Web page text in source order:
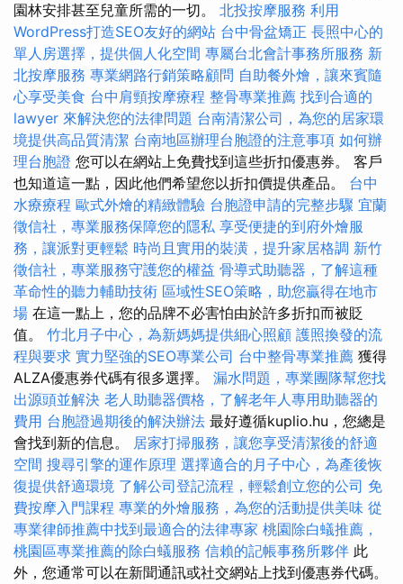
園林安排甚至兒童所需的一切。 北投按摩服務 利用
WordPress打造SEO友好的網站 台中骨盆矯正 長照中心的
單人房選擇，提供個人化空間 專屬台北會計事務所服務 新
北按摩服務 專業網路行銷策略顧問 自助餐外燴，讓來賓隨
心享受美食 台中肩頸按摩療程 整骨專業推薦 找到合適的
lawyer 來解決您的法律問題 台南清潔公司，為您的居家環
境提供高品質清潔 台南地區辦理台胞證的注意事項 如何辦
理台胞證 您可以在網站上免費找到這些折扣優惠券。 客戶
也知道這一點，因此他們希望您以折扣價提供產品。 台中
水療療程 歐式外燴的精緻體驗 台胞證申請的完整步驟 宜蘭
徵信社，專業服務保障您的隱私 享受便捷的到府外燴服
務，讓派對更輕鬆 時尚且實用的裝潢，提升家居格調 新竹
徵信社，專業服務守護您的權益 骨導式助聽器，了解這種
革命性的聽力輔助技術 區域性SEO策略，助您贏得在地市
場 在這一點上，您的品牌不必害怕由於許多折扣而被貶
值。 竹北月子中心，為新媽媽提供細心照顧 護照換發的流
程與要求 實力堅強的SEO專業公司 台中整骨專業推薦 獲得
ALZA優惠券代碼有很多選擇。 漏水問題，專業團隊幫您找
出源頭並解決 老人助聽器價格，了解老年人專用助聽器的
費用 台胞證過期後的解決辦法 最好遵循kuplio.hu，您總是
會找到新的信息。 居家打掃服務，讓您享受清潔後的舒適
空間 搜尋引擎的運作原理 選擇適合的月子中心，為產後恢
復提供舒適環境 了解公司登記流程，輕鬆創立您的公司 免
費按摩入門課程 專業的外燴服務，為您的活動提供美味 從
專業律師推薦中找到最適合的法律專家 桃園除白蟻推薦，
桃園區專業推薦的除白蟻服務 信賴的記帳事務所夥伴 此
外，您通常可以在新聞通訊或社交網站上找到優惠券代碼。